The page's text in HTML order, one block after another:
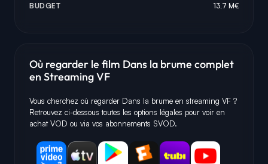
BUDGET
13,7 M€
Où regarder le film Dans la brume complet
en Streaming VF
Vous cherchez où regarder Dans la brume en streaming VF ?
Retrouvez ci-dessous toutes les options légales pour voir en
achat VOD ou via vos abonnements SVOD.